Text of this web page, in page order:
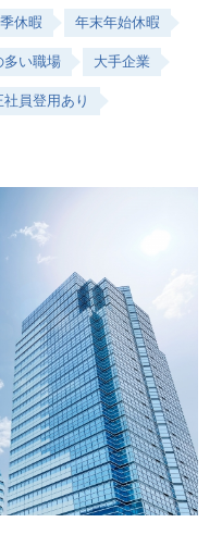
休暇 年末年始休暇
多い職場 大手企業
社員登用あり